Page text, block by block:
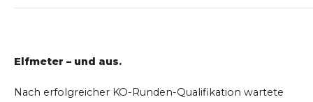
Elfmeter – und aus.
Nach erfolgreicher KO-Runden-Qualifikation wartete